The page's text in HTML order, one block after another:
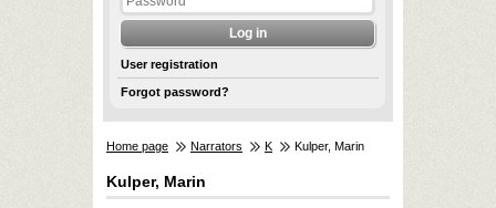
User registration
Forgot password?
Home page Narrators K Kulper, Marin
Kulper, Marin